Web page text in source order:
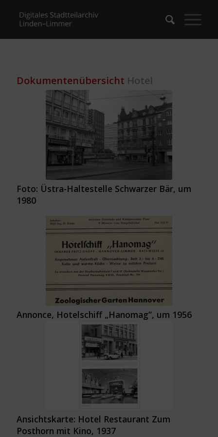
Dokumentenübersicht Hotel
Foto: Üstra-Haltestelle Schwarzer Bär, um
1980
Annonce, Hotelschiff „Hanomag“, um 1956
Ansichtskarte: Hotel Restaurant Zum
Posthorn mit Kino, 1937